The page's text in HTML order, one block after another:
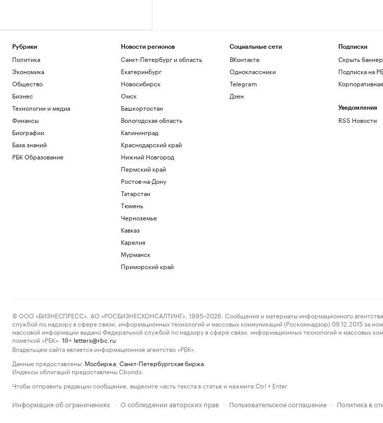
Рубрики
Политика
Экономика
Общество
Бизнес
Технологии и медиа
Финансы
Биографии
База знаний
РБК Образование
Новости регионов
Санкт-Петербург и область
Екатеринбург
Новосибирск
Омск
Башкортостан
Вологодская область
Калининград
Краснодарский край
Нижний Новгород
Пермский край
Ростов-на-Дону
Татарстан
Тюмень
Черноземье
Кавказ
Карелия
Мурманск
Приморский край
Социальные сети
ВКонтакте
Одноклассники
Telegram
Дзен
Подписки
Скрыть
Подписка на
Уведомления
RSS Новости
© ООО «БИЗНЕСПРЕСС», АО «РОСБИЗНЕСКОНСАЛТИНГ», 1995–2026. Сообщения и материалы информационного агентства
службой по надзору в сфере связи, информационных технологий и массовых коммуникаций (Роскомнадзор) 09.12.2015 за
массовой информации выдано Федеральной службой по надзору в сфере связи, информационных технологий и массовых
пометкой «РБК».
18+ letters@rbc.ru
Владельцем сайта является информационное агентство «РБК».
Данные предоставлены: Мосбиржа Санкт-Петербургская биржа
Индексы облигаций предоставлены Cbonds.
Чтобы отправить редакции сообщение, выделите часть текста в статье и нажмите Ctrl + Enter
Информация об ограничениях · О соблюдении авторских прав · Пользовательское соглашение · Политика в